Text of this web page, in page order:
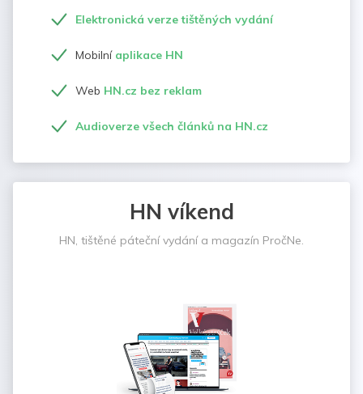
Elektronická verze tištěných vydání
Mobilní aplikace HN
Web HN.cz bez reklam
Audioverze všech článků na HN.cz
HN víkend
HN, tištěné páteční vydání a magazín PročNe.